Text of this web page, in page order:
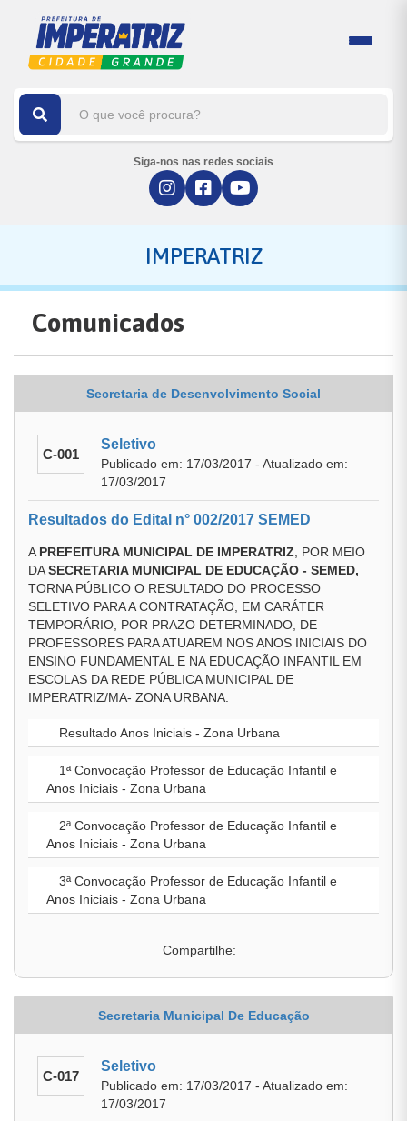
Siga-nos nas redes sociais
IMPERATRIZ
Comunicados
Secretaria de Desenvolvimento Social
C-001
Seletivo
Publicado em: 17/03/2017 - Atualizado em:
17/03/2017
Resultados do Edital n° 002/2017 SEMED
A PREFEITURA MUNICIPAL DE IMPERATRIZ , POR MEIO
DASECRETARIA MUNICIPAL DE EDUCAÇÃO - SEMED,
TORNA PÚBLICO O RESULTADO DO PROCESSO
SELETIVO PARA A CONTRATAÇÃO, EM CARÁTER
TEMPORÁRIO, POR PRAZO DETERMINADO, DE
PROFESSORES PARA ATUAREM NOS ANOS INICIAIS DO
ENSINO FUNDAMENTAL E NA EDUCAÇÃO INFANTIL EM
ESCOLAS DA REDE PÚBLICA MUNICIPAL DE
IMPERATRIZ/MA- ZONA URBANA.
Resultado Anos Iniciais - Zona Urbana
1ª Convocação Professor de Educação Infantil e
Anos Iniciais - Zona Urbana
2ª Convocação Professor de Educação Infantil e
Anos Iniciais - Zona Urbana
3ª Convocação Professor de Educação Infantil e
Anos Iniciais - Zona Urbana
Compartilhe:
Secretaria Municipal De Educação
C-017
Seletivo
Publicado em: 17/03/2017 - Atualizado em:
17/03/2017